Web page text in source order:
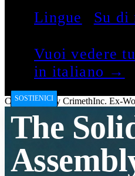
Lingue
Su di
Vuoi vedere
in italiano →
SOSTIENICI
CrimethInc. by CrimethInc. Ex-
The